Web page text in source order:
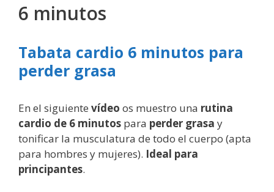
6 minutos
Tabata cardio 6 minutos para
perder grasa
En el siguiente vídeo os muestro una rutina
cardio de 6 minutos para perder grasa y
tonificar la musculatura de todo el cuerpo (apta
para hombres y mujeres). Ideal para
principantes.